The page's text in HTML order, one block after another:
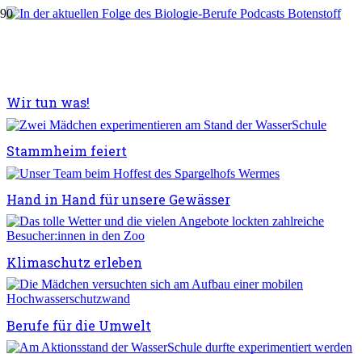
Wir tun was!
Stammheim feiert
Hand in Hand für unsere Gewässer
Klimaschutz erleben
Berufe für die Umwelt